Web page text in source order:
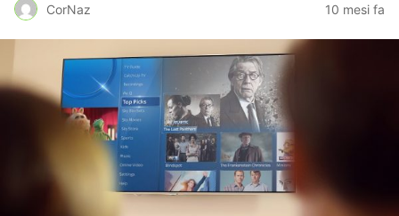
CorNaz 10 mesi fa